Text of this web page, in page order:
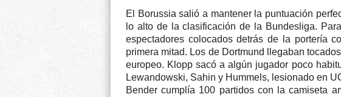
El Borussia salió a mantener la puntuación
lo alto de la clasificación de la Bundesliga.
espectadores colocados detrás de la portería
primera mitad. Los de Dortmund llegaban
europeo. Klopp sacó a algún jugador poco
Lewandowski, Sahin y Hummels, lesionado en
Bender cumplía 100 partidos con la camiseta